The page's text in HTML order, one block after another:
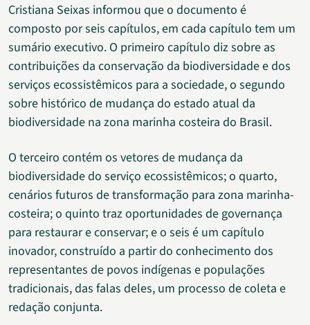
Cristiana Seixas informou que o documento é
composto por seis capítulos, em cada capítulo tem um
sumário executivo. O primeiro capítulo diz sobre as
contribuições da conservação da biodiversidade e dos
serviços ecossistêmicos para a sociedade, o segundo
sobre histórico de mudança do estado atual da
biodiversidade na zona marinha costeira do Brasil.
O terceiro contém os vetores de mudança da
biodiversidade do serviço ecossistêmicos; o quarto,
cenários futuros de transformação para zona marinha-
costeira; o quinto traz oportunidades de governança
para restaurar e conservar; e o seis é um capítulo
inovador, construído a partir do conhecimento dos
representantes de povos indígenas e populações
tradicionais, das falas deles, um processo de coleta e
redação conjunta.